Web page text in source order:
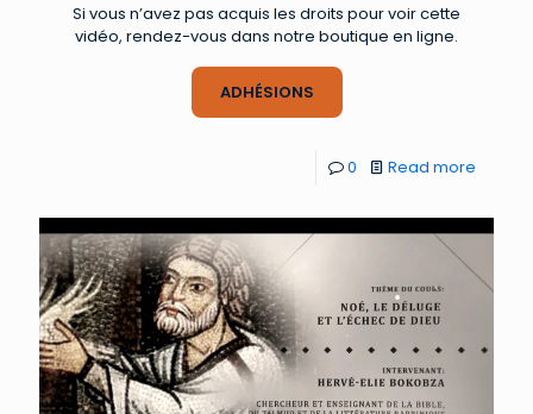
Si vous n’avez pas acquis les droits pour voir cette
vidéo, rendez-vous dans notre boutique en ligne.
ADHÉSIONS
0 Read more